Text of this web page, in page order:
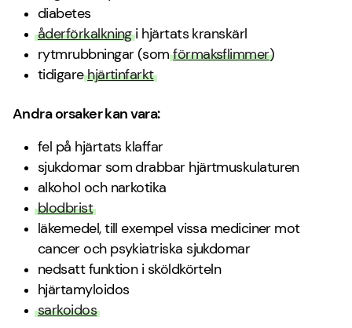
diabetes
åderförkalkningi hjärtats kranskärl
rytmrubbningar (somförmaksflimmer)
tidigarehjärtinfarkt
Andra orsaker kan vara:
fel på hjärtats klaffar
sjukdomar som drabbar hjärtmuskulaturen
alkohol och narkotika
blodbrist
läkemedel, till exempel vissa mediciner mot
cancer och psykiatriska sjukdomar
nedsatt funktion i sköldkörteln
hjärtamyloidos
sarkoidos